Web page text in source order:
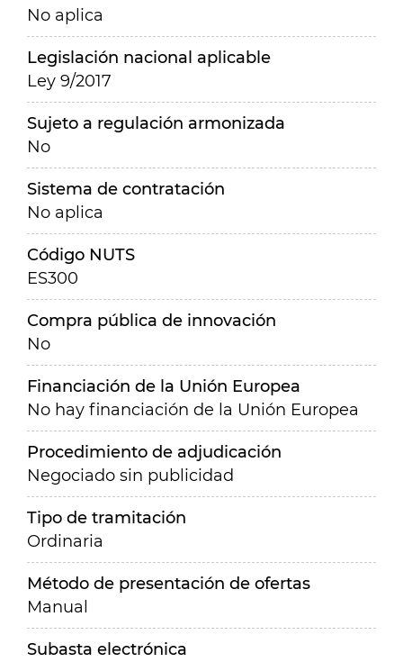
No aplica
Legislación nacional aplicable
Ley 9/2017
Sujeto a regulación armonizada
No
Sistema de contratación
No aplica
Código NUTS
ES300
Compra pública de innovación
No
Financiación de la Unión Europea
No hay financiación de la Unión Europea
Procedimiento de adjudicación
Negociado sin publicidad
Tipo de tramitación
Ordinaria
Método de presentación de ofertas
Manual
Subasta electrónica